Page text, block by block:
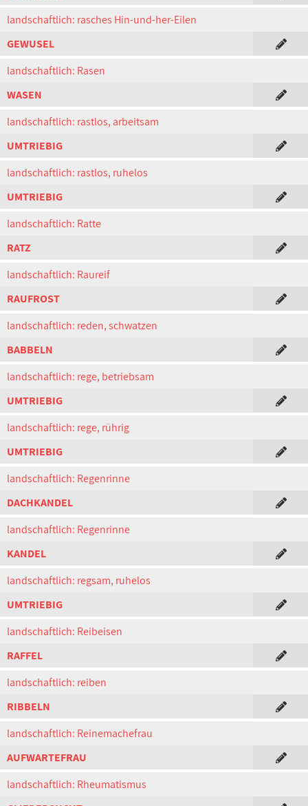
landschaftlich: rasches Hin-und-her-Eilen
GEWUSEL
landschaftlich: Rasen
WASEN
landschaftlich: rastlos, arbeitsam
UMTRIEBIG
landschaftlich: rastlos, ruhelos
UMTRIEBIG
landschaftlich: Ratte
RATZ
landschaftlich: Raureif
RAUFROST
landschaftlich: reden, schwatzen
BABBELN
landschaftlich: rege, betriebsam
UMTRIEBIG
landschaftlich: rege, rührig
UMTRIEBIG
landschaftlich: Regenrinne
DACHKANDEL
landschaftlich: Regenrinne
KANDEL
landschaftlich: regsam, ruhelos
UMTRIEBIG
landschaftlich: Reibeisen
RAFFEL
landschaftlich: reiben
RIBBELN
landschaftlich: Reinemachefrau
AUFWARTEFRAU
landschaftlich: Rheumatismus